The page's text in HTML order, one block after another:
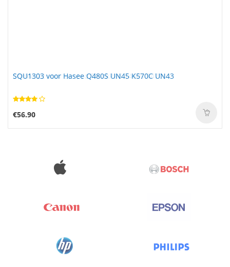
SQU1303 voor Hasee Q480S UN45 K570C UN43
€56.90